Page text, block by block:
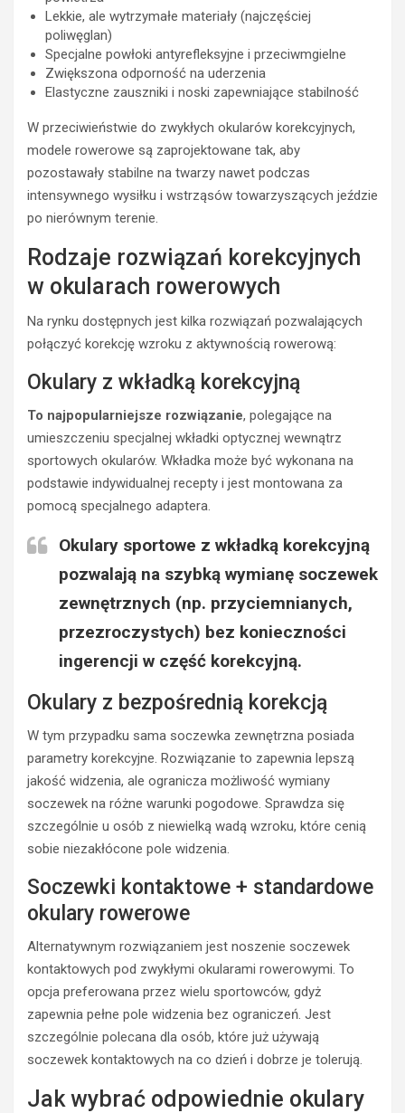
Lekkie, ale wytrzymałe materiały (najczęściej
poliwęglan)
Specjalne powłoki antyrefleksyjne i przeciwmgielne
Zwiększona odporność na uderzenia
Elastyczne zauszniki i noski zapewniające stabilność
W przeciwieństwie do zwykłych okularów korekcyjnych,
modele rowerowe są zaprojektowane tak, aby
pozostawały stabilne na twarzy nawet podczas
intensywnego wysiłku i wstrząsów towarzyszących jeździe
po nierównym terenie.
Rodzaje rozwiązań korekcyjnych
w okularach rowerowych
Na rynku dostępnych jest kilka rozwiązań pozwalających
połączyć korekcję wzroku z aktywnością rowerową:
Okulary z wkładką korekcyjną
To najpopularniejsze rozwiązanie, polegające na
umieszczeniu specjalnej wkładki optycznej wewnątrz
sportowych okularów. Wkładka może być wykonana na
podstawie indywidualnej recepty i jest montowana za
pomocą specjalnego adaptera.
Okulary sportowe z wkładką korekcyjną
pozwalają na szybką wymianę soczewek
zewnętrznych (np. przyciemnianych,
przezroczystych) bez konieczności
ingerencji w część korekcyjną.
Okulary z bezpośrednią korekcją
W tym przypadku sama soczewka zewnętrzna posiada
parametry korekcyjne. Rozwiązanie to zapewnia lepszą
jakość widzenia, ale ogranicza możliwość wymiany
soczewek na różne warunki pogodowe. Sprawdza się
szczególnie u osób z niewielką wadą wzroku, które cenią
sobie niezakłócone pole widzenia.
Soczewki kontaktowe + standardowe
okulary rowerowe
Alternatywnym rozwiązaniem jest noszenie soczewek
kontaktowych pod zwykłymi okularami rowerowymi. To
opcja preferowana przez wielu sportowców, gdyż
zapewnia pełne pole widzenia bez ograniczeń. Jest
szczególnie polecana dla osób, które już używają
soczewek kontaktowych na co dzień i dobrze je tolerują.
Jak wybrać odpowiednie okulary